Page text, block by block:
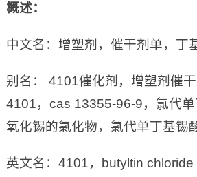
概述：
中文名：增塑剂，催干剂单，丁
别名： 4101催化剂，增塑剂催
4101，cas 13355-96-9，氯代
氧化锡的氯化物，氯代单丁基锡
英文名：4101，butyltin chloride